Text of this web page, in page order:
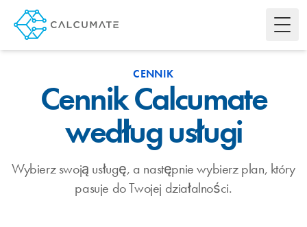
CENNIK
Cennik Calcumate
według usługi
Wybierz swoją usługę, a następnie wybierz plan, który
pasuje do Twojej działalności.